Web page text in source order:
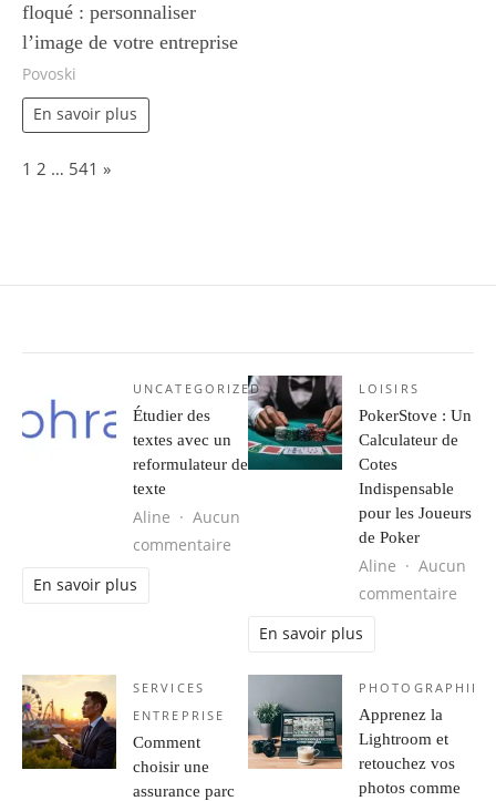
floqué : personnaliser
l’image de votre entreprise
Povoski
En savoir plus
Page:
1 2 … 541 Next
»
UNCATEGORIZED
Étudier des
textes avec un
reformulateur de
texte
Aline
Aucun
commentaire sur Étudier des textes avec un
En savoir plus
LOISIRS
PokerStove : Un
Calculateur de
Cotes
Indispensable
pour les Joueurs
de Poker
Aline
Aucun
commentaire
En savoir plus
SERVICES
ENTREPRISE
Comment
choisir une
assurance parc
PHOTOGRAPHIE
Apprenez la
Lightroom et
retouchez vos
photos comme